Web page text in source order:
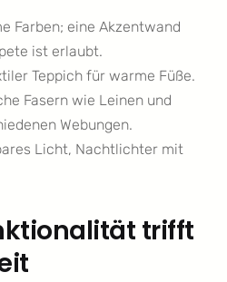
Farben; eine Akzentwand
ist erlaubt.
Teppich für warme Füße.
Fasern wie Leinen und
Webungen.
Licht, Nachtlichter mit
trifft